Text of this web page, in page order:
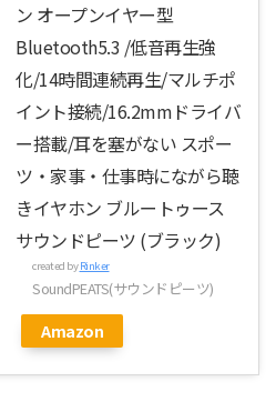
ン オープンイヤー型
Bluetooth5.3 /低音再生強
化/14時間連続再生/マルチポ
イント接続/16.2mmドライバ
ー搭載/耳を塞がない スポー
ツ・家事・仕事時にながら聴
きイヤホン ブルートゥース
サウンドピーツ (ブラック)
created byRinker
SoundPEATS(サウンドピーツ)
Amazon